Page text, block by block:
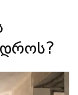
დროს?